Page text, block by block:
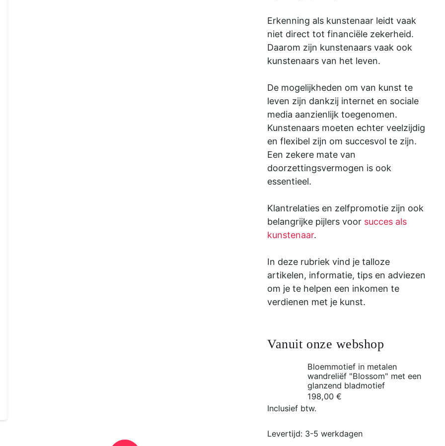
Erkenning als kunstenaar leidt vaak
niet direct tot financiële zekerheid.
Daarom zijn kunstenaars vaak ook
kunstenaars van het leven.
De mogelijkheden om van kunst te
leven zijn dankzij internet en sociale
media aanzienlijk toegenomen.
Kunstenaars moeten echter veelzijdig
en flexibel zijn om succesvol te zijn.
Een zekere mate van
doorzettingsvermogen is ook
essentieel.
Klantrelaties en zelfpromotie zijn ook
belangrijke pijlers voor succes als
kunstenaar.
In deze rubriek vind je talloze
artikelen, informatie, tips en adviezen
om je te helpen een inkomen te
verdienen met je kunst.
Vanuit onze webshop
Bloemmotief in metalen
wandreliëf "Blossom" met een
glanzend bladmotief
198,00€
Inclusief btw.
Levertijd: 3-5 werkdagen